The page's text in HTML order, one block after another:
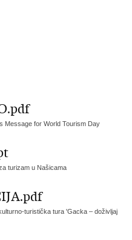
Message for World Tourism Day
turizam u Našicama
turistička tura 'Gacka – doživljaj